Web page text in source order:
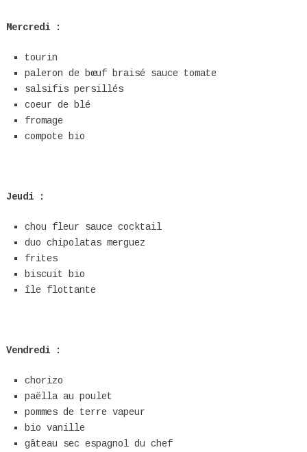
Mercredi :
tourin
paleron de bœuf braisé sauce tomate
salsifis persillés
coeur de blé
fromage
compote bio
Jeudi :
chou fleur sauce cocktail
duo chipolatas merguez
frites
biscuit bio
île flottante
Vendredi :
chorizo
paëlla au poulet
pommes de terre vapeur
bio vanille
gâteau sec espagnol du chef